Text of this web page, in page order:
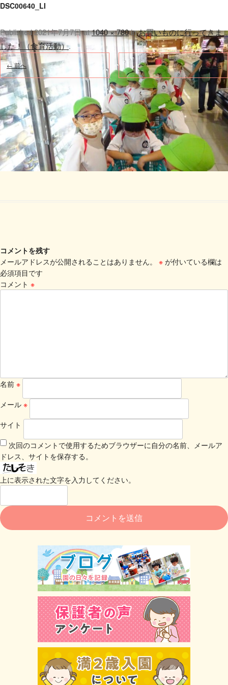
DSC00640_LI
Published2021年7月7日at1040 × 780inお買いものに行ってきま
した！（食育活動）.
← 前へ 次へ →
コメントを残す
メールアドレスが公開されることはありません。
※ が付いている欄は
必須項目です
コメント ※
名前 ※
メール ※
サイト
次回のコメントで使用するためブラウザーに自分の名前、メールア
ドレス、サイトを保存する。
上に表示された文字を入力してください。